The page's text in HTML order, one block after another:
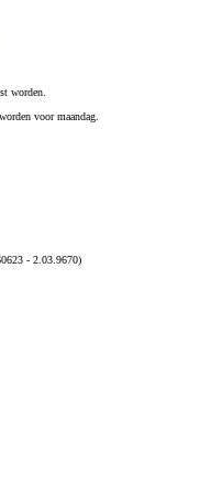
worden.
voor maandag.
- 2.03.9670)